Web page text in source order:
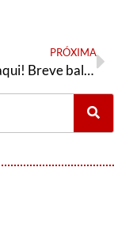
PRÓXIMA
Antares é aqui! Breve balanço do PED 2019 em São Paulo e as tarefas do 7º Congresso do PT-SP